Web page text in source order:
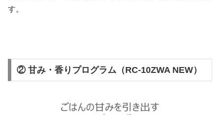
す。
② 甘み・香りプログラム（RC-10ZWA NEW）